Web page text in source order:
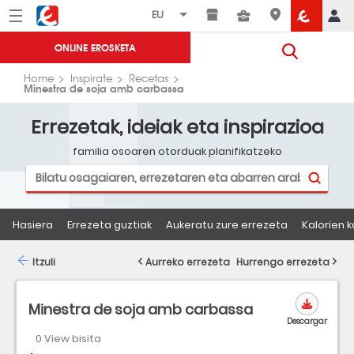
Menú Eroski
ONLINE EROSKETA
Home Inspirate Recetas
Minestra de soja amb carbassa
Errezetak, ideiak eta inspirazioa
familia osoaren otorduak planifikatzeko
Hasiera Errezeta guztiak Aukeratu zure errezeta Kalorien
Minestra de soja amb carbassa
0 View bisita
Descargar
Itzuli Aurreko errezeta Hurrengo errezeta